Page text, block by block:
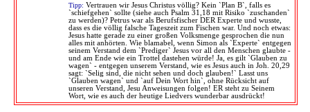
Tipp: Vertrauen wir Jesus Christus völlig? Kein `Plan B`, falls es
`schiefgehen` sollte (siehe auch Psalm 31,18 mit Risiko `zuschanden`
zu werden)? Petrus war als Berufsfischer DER Experte und wusste,
dass es die völlig falsche Tageszeit zum Fischen war. Und noch etwas:
Jesus hatte gerade zu einer großen Volksmenge gesprochen die nun
alles mit anhörten. Wie blamabel, wenn Simon als `Experte` entgegen
seinem Verstand dem `Prediger` Jesus vor all den Menschen glaubte -
und am Ende wie ein Trottel dastehen würde! Ja, es gilt `Glauben zu
wagen` - entgegen unserem Verstand, wie es Jesus auch in Joh. 20,29
sagt: `Selig sind, die nicht sehen und doch glauben!` Lasst uns
`Glauben wagen` und `auf Dein Wort hin`, ohne Rücksicht auf
unseren Verstand, Jesu Anweisungen folgen! ER steht zu Seinem
Wort, wie es auch der heutige Liedvers wunderbar ausdrückt!